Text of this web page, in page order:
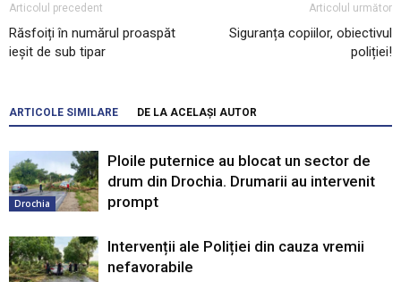
Articolul precedent
Răsfoiți în numărul proaspăt
ieșit de sub tipar
Articolul următor
Siguranța copiilor, obiectivul
poliției!
ARTICOLE SIMILARE DE LA ACELAȘI AUTOR
Drochia
Ploile puternice au blocat un sector de
drum din Drochia. Drumarii au intervenit
prompt
Intervenții ale Poliției din cauza vremii
nefavorabile